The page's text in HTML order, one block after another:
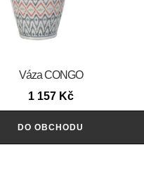
Váza CONGO
1 157 Kč
DO OBCHODU